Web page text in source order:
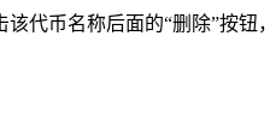
代币名称后面的“删除”按